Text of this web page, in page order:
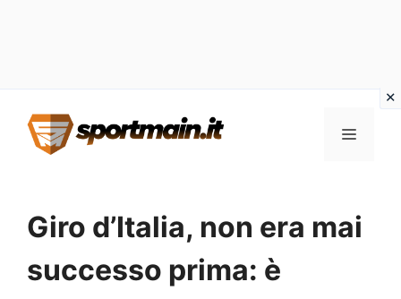
Menu
Giro d’Italia, non era mai
successo prima: è